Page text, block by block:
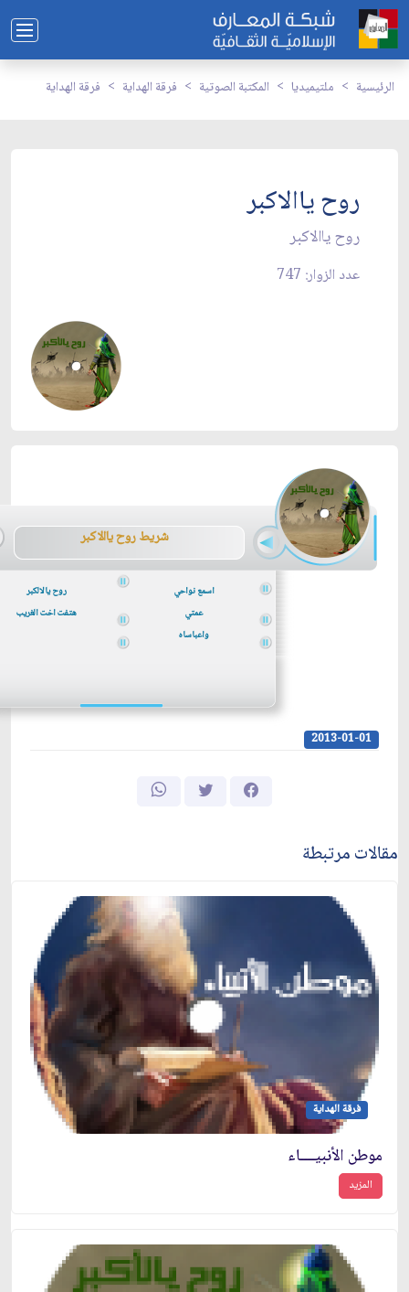
الرئيسية ملتيميديا المكتبة الصوتية فرقة الهداية فرقة الهداية
روح ياالاكبر
روح ياالاكبر
عدد الزوار: 747
شريطروح ياالاكبر
روح يالالكبر
هتفت اخت الغريب
اسمع نواحي
عمتي
واعباساه
2013-01-01
مقالات مرتبطة
فرقة الهداية
موطن الأنبيــــاء
المزيد